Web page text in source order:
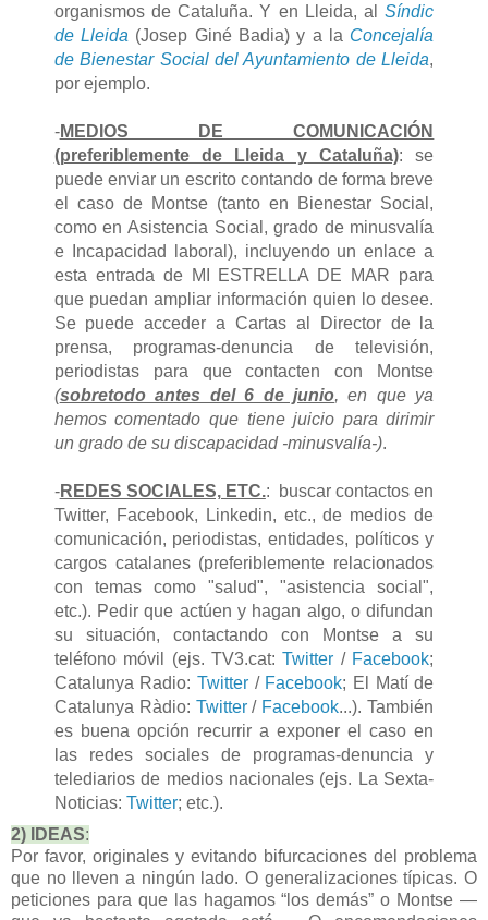
organismos de Cataluña. Y en Lleida, alSíndic
de Lleida (Josep Giné Badia) y a la Concejalía
de Bienestar Social del Ayuntamiento de Lleida,
por ejemplo.
-MEDIOS DE COMUNICACIÓN
(preferiblemente de Lleida y Cataluña): se
puede enviar un escrito contando de forma breve
el caso de Montse (tanto en Bienestar Social,
como en Asistencia Social, grado de minusvalía
e Incapacidad laboral), incluyendo un enlace a
esta entrada de MI ESTRELLA DE MAR para
que puedan ampliar información quien lo desee.
Se puede acceder a Cartas al Director de la
prensa, programas-denuncia de televisión,
periodistas para que contacten con Montse
(sobretodo antes del 6 de junio, en que ya
hemos comentado que tiene juicio para dirimir
un grado de su discapacidad -minusvalía-).
-REDES SOCIALES, ETC.: buscar contactos en
Twitter, Facebook, Linkedin, etc., de medios de
comunicación, periodistas, entidades, políticos y
cargos catalanes (preferiblemente relacionados
con temas como "salud", "asistencia social",
etc.). Pedir que actúen y hagan algo, o difundan
su situación, contactando con Montse a su
teléfono móvil (ejs. TV3.cat:Twitter / Facebook;
Catalunya Radio: Twitter/ Facebook; El Matí de
Catalunya Ràdio: Twitter/ Facebook...). También
es buena opción recurrir a exponer el caso en
las redes sociales de programas-denuncia y
telediarios de medios nacionales (ejs. La Sexta-
Noticias: Twitter; etc.).
2) IDEAS:
Por favor, originales y evitando bifurcaciones del problema
que no lleven a ningún lado. O generalizaciones típicas. O
peticiones para que las hagamos “los demás” o Montse —